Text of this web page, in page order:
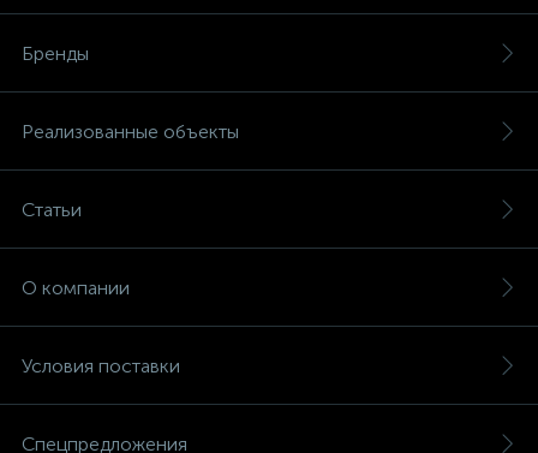
Бренды
Реализованные объекты
Статьи
О компании
Условия поставки
Спецпредложения